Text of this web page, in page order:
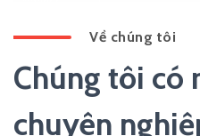
Về chúng tôi
Chúng tôi có
chuyên